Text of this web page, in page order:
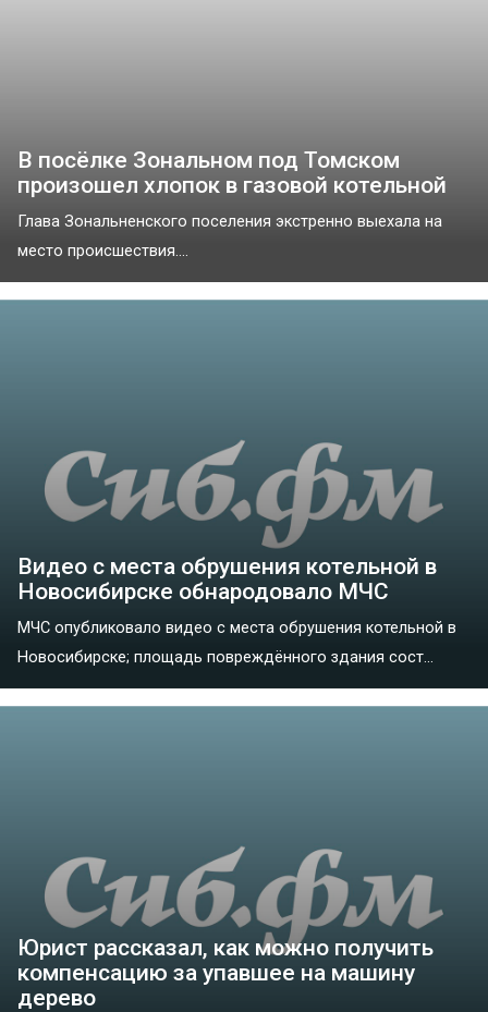
В посёлке Зональном под Томском
произошел хлопок в газовой котельной
Глава Зональненского поселения экстренно выехала на
место происшествия....
Видео с места обрушения котельной в
Новосибирске обнародовало МЧС
МЧС опубликовало видео с места обрушения котельной в
Новосибирске; площадь повреждённого здания сост...
Юрист рассказал, как можно получить
компенсацию за упавшее на машину
дерево